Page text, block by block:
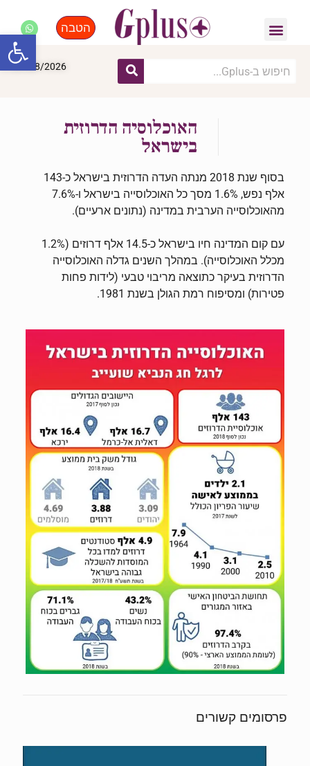
הטבה
07/08/2026
האוכלוסיה הדרוזית
בישראל
בסוף שנת 2018 מנתה העדה הדרוזית בישראל כ-143
אלף נפש, 1.6% מסך כל האוכלוסייה בישראל ו-7.6%
מהאוכלוסייה הערבית במדינה (נתונים ארעיים).
עם קום המדינה חיו בישראל כ-14.5 אלף דרוזים (1.2%
מכלל האוכלוסייה). במהלך השנים גדלה האוכלוסייה
הדרוזית בעיקר כתוצאה מריבוי טבעי (לידות פחות
פטירות) ומסיפוח רמת הגולן בשנת 1981.
פרסומים קשורים
פתח